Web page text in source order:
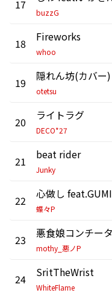
17
buzzG
18 Fireworks
whoo
19
otetsu
20 ライトラグ
DECO*27
21 beat rider
Junky
22 心做し feat.GUMI
蝶々P
23
mothy_悪ノP
24 SritTheWrist
WhiteFlame